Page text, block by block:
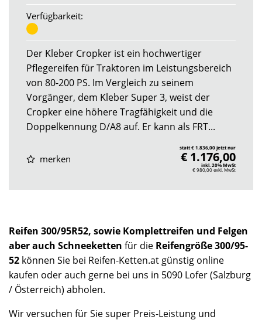
Verfügbarkeit:
Der Kleber Cropker ist ein hochwertiger
Pflegereifen für Traktoren im Leistungsbereich
von 80-200 PS. Im Vergleich zu seinem
Vorgänger, dem Kleber Super 3, weist der
Cropker eine höhere Tragfähigkeit und die
Doppelkennung D/A8 auf. Er kann als FRT...
merken
statt € 1.836,00 jetzt nur
€ 1.176,00
inkl. 20% MwSt
€ 980,00exkl. MwSt
Reifen 300/95R52, sowie Komplettreifen und Felgen
aber auch Schneeketten für die Reifengröße 300/95-
52 können Sie bei Reifen-Ketten.at günstig online
kaufen oder auch gerne bei uns in 5090 Lofer (Salzburg
/ Österreich) abholen.
Wir versuchen für Sie super Preis-Leistung und